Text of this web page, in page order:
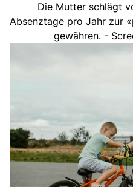
Die Mutter schlägt
Absenztage pro Jahr zur
gewähren. -